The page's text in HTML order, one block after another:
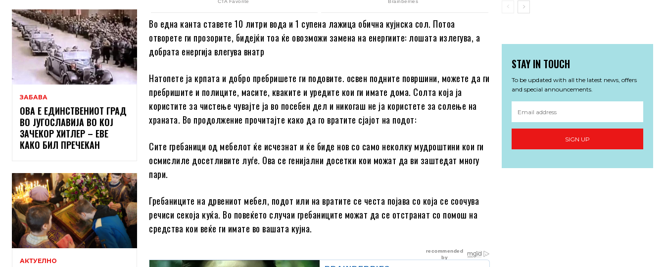
ЗАБАВА
ОВА Е ЕДИНСТВЕНИОТ ГРАД
ВО ЈУГОСЛАВИЈА ВО КОЈ
ЗАЧЕКОР ХИТЛЕР – ЕВЕ
КАКО БИЛ ПРЕЧЕКАН
АКТУЕЛНО
Во една канта ставете 10 литри вода и 1 супена лажица обична кујнска сол. Потоа
отворете ги прозорите, бидејќи тоа ќе овозможи замена на енергиите: лошата излегува, а
добрата енергија влегува внатр
Натопете ја крпата и добро пребришете ги подовите. освен подните површини, можете да ги
пребришите и полиците, масите, кваките и уредите кои ги имате дома. Солта која ја
користите за чистење чувајте ја во посебен дел и никогаш не ја користете за солење на
храната. Во продолжение прочитајте како да го вратите сјајот на подот:
Сите гребаници од мебелот ќе исчезнат и ќе биде нов со само неколку мудроштини кои ги
осмислиле досетливите луѓе. Ова се генијални досетки кои можат да ви заштедат многу
пари.
Гребаниците на дрвениот мебел, подот или на вратите се честа појава со која се соочува
речиси секоја куќа. Во повеќето случаи гребаниците можат да се отстранат со помош на
средства кои веќе ги имате во вашата кујна.
STAY IN TOUCH
To be updated with all the latest news, offers
and special announcements.
SIGN UP